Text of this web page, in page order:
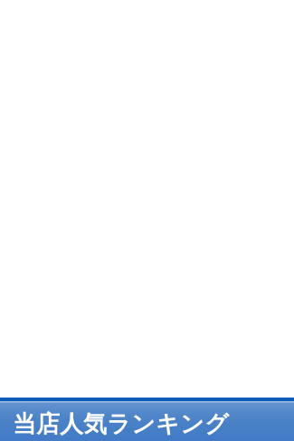
当店人気ランキング